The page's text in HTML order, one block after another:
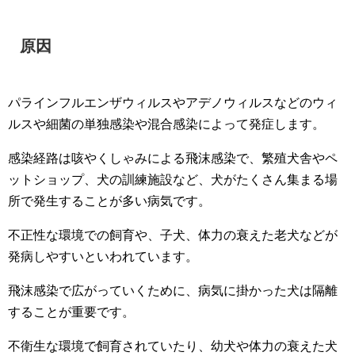
原因
パラインフルエンザウィルスやアデノウィルスなどのウィ
ルスや細菌の単独感染や混合感染によって発症します。
感染経路は咳やくしゃみによる飛沫感染で、繁殖犬舎やペ
ットショップ、犬の訓練施設など、犬がたくさん集まる場
所で発生することが多い病気です。
不正性な環境での飼育や、子犬、体力の衰えた老犬などが
発病しやすいといわれています。
飛沫感染で広がっていくために、病気に掛かった犬は隔離
することが重要です。
不衛生な環境で飼育されていたり、幼犬や体力の衰えた犬